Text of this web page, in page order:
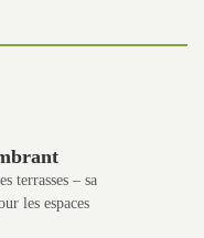
terrasses – sa
les espaces